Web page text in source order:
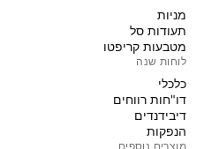
מניות‏
תעודות סל
מטבעות קריפטו
לוחות שנה
כלכלי
דו"חות רווחים
דיבידנדים
הנפקות
מוצרים נוספים